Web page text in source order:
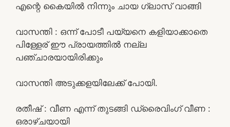
എന്റെ കൈയിൽ നിന്നും ചായ ഗ്ലാസ്‌ വാങ്ങി
വാസന്തി : ഒന്ന് പോടീ പയ്യനെ കളിയാക്കാതെ
പിള്ളേര് ഈ പ്രായത്തിൽ നല്ല
പഞ്ചാരയായിരിക്കും
വാസന്തി അടുക്കളയിലേക്ക് പോയി.
രതീഷ് : വീണ എന്ന് തുടങ്ങി ഡ്രൈവിംഗ് വീണ :
ഒരാഴ്ചയായി